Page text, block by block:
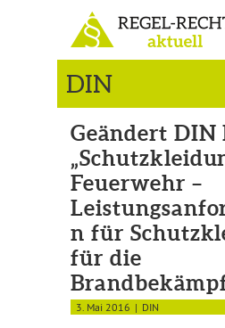
DIN
Geändert DIN
Feuerwehr –
n für
für die
3. Mai 2016 DIN